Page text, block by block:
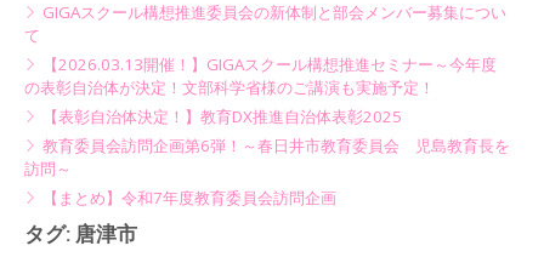
GIGAスクール構想推進委員会の新体制と部会メンバー募集につい
て
【2026.03.13開催！】GIGAスクール構想推進セミナー～今年度
の表彰自治体が決定！文部科学省様のご講演も実施予定！
【表彰自治体決定！】教育DX推進自治体表彰2025
教育委員会訪問企画第6弾！～春日井市教育委員会 児島教育長を
訪問～
【まとめ】令和7年度教育委員会訪問企画
タグ: 唐津市